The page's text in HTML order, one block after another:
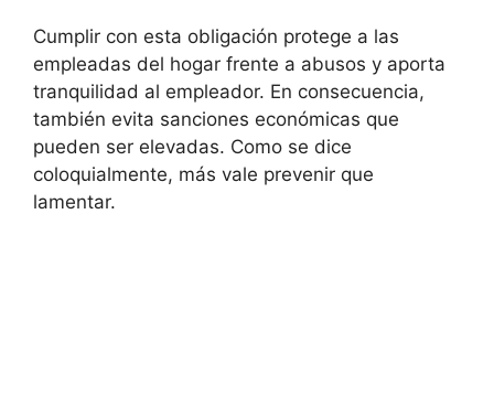
Cumplir con esta obligación protege a las
empleadas del hogar frente a abusos y aporta
tranquilidad al empleador. En consecuencia,
también evita sanciones económicas que
pueden ser elevadas. Como se dice
coloquialmente, más vale prevenir que
lamentar.